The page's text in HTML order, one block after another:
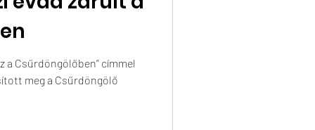
címmel
meg a Csűrdöngölő